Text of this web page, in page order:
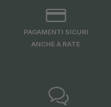
PAGAMENTI SICURI
ANCHE A RATE